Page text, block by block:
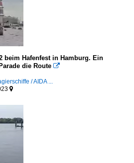
beim Hafenfest in Hamburg. Ein
die Route 
/ AIDA ...
